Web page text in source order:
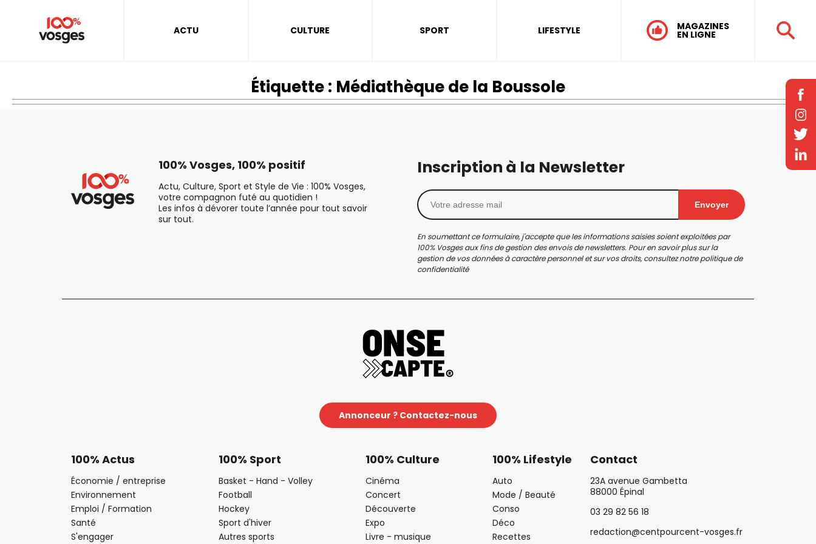
ACTU CULTURE SPORT LIFESTYLE MAGAZINES
EN LIGNE
Étiquette : Médiathèque de la Boussole
100% Vosges, 100% positif
Actu, Culture, Sport et Style de Vie : 100% Vosges,
votre compagnon futé au quotidien !
Les infos à dévorer toute l’année pour tout savoir
sur tout.
Inscription à la Newsletter
Envoyer
En soumettant ce formulaire, j'accepte que les informations saisies soient exploitées par
100% Vosges aux fins de gestion des envois de newsletters. Pour en savoir plus sur la
gestion de vos données à caractère personnel et sur vos droits, consultez notrepolitique de
confidentialité
Annonceur ? Contactez-nous
100% Actus
Économie / entreprise
Environnement
Emploi / Formation
Santé
S'engager
100% Sport
Basket - Hand - Volley
Football
Hockey
Sport d'hiver
Autres sports
100% Culture
Cinéma
Concert
Découverte
Expo
Livre - musique
100% Lifestyle
Auto
Mode / Beauté
Conso
Déco
Recettes
Contact
23A avenue Gambetta
88000 Épinal
03 29 82 56 18
redaction@centpourcent-vosges.fr